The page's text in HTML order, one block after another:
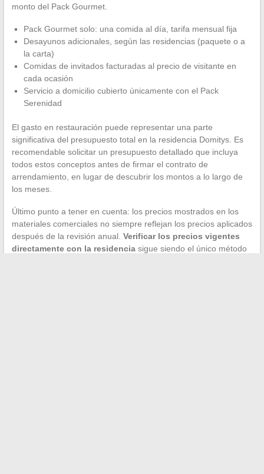
monto del Pack Gourmet.
Pack Gourmet solo: una comida al día, tarifa mensual fija
Desayunos adicionales, según las residencias (paquete o a
la carta)
Comidas de invitados facturadas al precio de visitante en
cada ocasión
Servicio a domicilio cubierto únicamente con el Pack
Serenidad
El gasto en restauración puede representar una parte
significativa del presupuesto total en la residencia Domitys. Es
recomendable solicitar un presupuesto detallado que incluya
todos estos conceptos antes de firmar el contrato de
arrendamiento, en lugar de descubrir los montos a lo largo de
los meses.
Último punto a tener en cuenta: los precios mostrados en los
materiales comerciales no siempre reflejan los precios aplicados
después de la revisión anual. Verificar los precios vigentes
directamente con la residenciasigue siendo el único método